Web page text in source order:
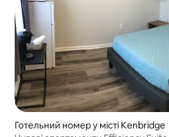
Готельний номер у місті Kenbridge